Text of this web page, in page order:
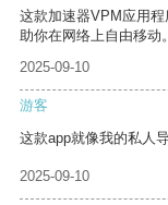
这款加速器VPM应用
助你在网络上自由移动。
2025-09-10
游客
这款app就像我的私人
2025-09-10